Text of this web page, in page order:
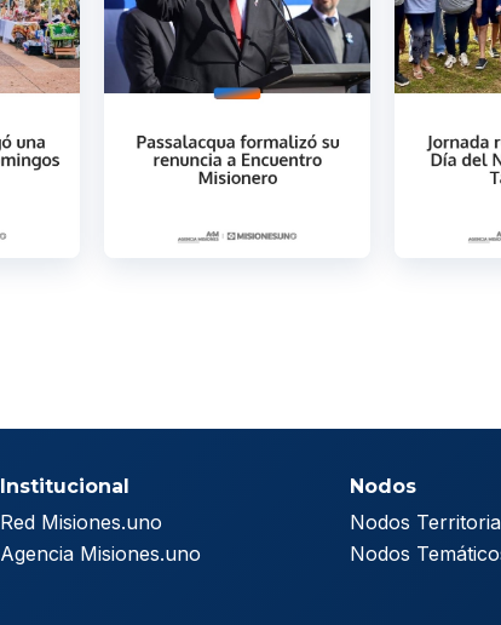
Institucional
Red Misiones.uno
Agencia Misiones.uno
Nodos
Nodos
Nodos